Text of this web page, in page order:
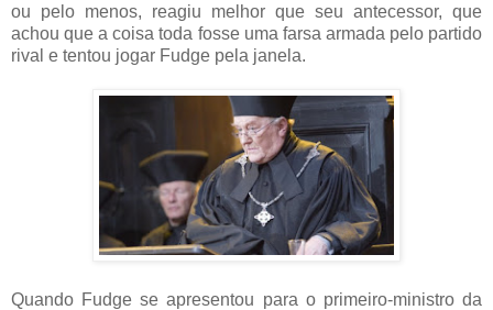
ou pelo menos, reagiu melhor que seu antecessor, que
achou que a coisa toda fosse uma farsa armada pelo partido
rival e tentou jogar Fudge pela janela.
Quando Fudge se apresentou para o primeiro-ministro da